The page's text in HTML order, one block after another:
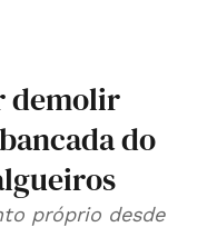
demolir
do
próprio desde